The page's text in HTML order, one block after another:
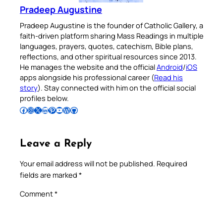
Pradeep Augustine
Pradeep Augustine is the founder of Catholic Gallery, a
faith-driven platform sharing Mass Readings in multiple
languages, prayers, quotes, catechism, Bible plans,
reflections, and other spiritual resources since 2013.
He manages the website and the officialAndroid/iOS
apps alongside his professional career (Read his
story). Stay connected with him on the official social
profiles below.
Follow Pradeep on Facebook Follow Pradeep on InstagramFollow Pradeep on X Follow Pradeep on LinkedIn Follow Pradeep on Pinterest Subscribe to Pradeep’s Youtube Channel Follow Pradeep on WordPress Follow Pradeep on GitHub
Leave a Reply
Your email address will not be published. Required
fields are marked *
Comment*